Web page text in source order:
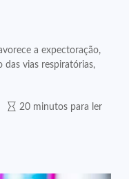
a expectoração,
das vias respiratórias,
20 minutos para ler